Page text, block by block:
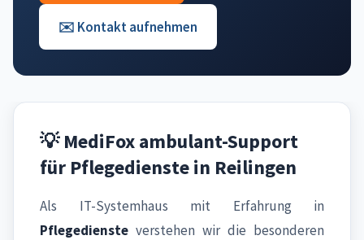
✉️ Kontakt aufnehmen
💡 MediFox ambulant-Support
für Pflegedienste in Reilingen
Als IT-Systemhaus mit Erfahrung in
Pflegedienste verstehen wir die besonderen